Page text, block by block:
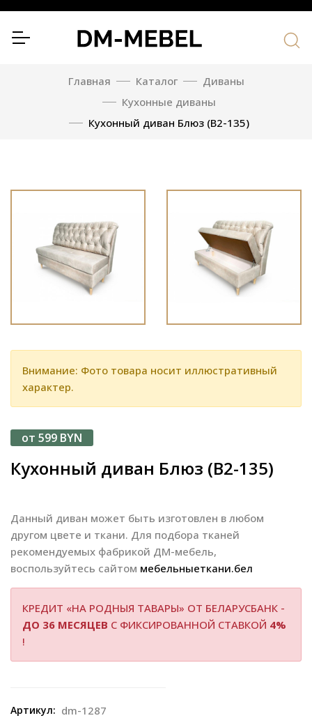
Главная Каталог
Диваны
Кухонные диваны
Кухонный диван Блюз (В2-135)
Внимание: Фото товара носит иллюстративный
характер.
от 599 BYN
Кухонный диван Блюз (В2-135)
Данный диван может быть изготовлен в любом
другом цвете и ткани. Для подбора тканей
рекомендуемых фабрикой ДМ-мебель,
воспользуйтесь сайтом мебельныеткани.бел
КРЕДИТ «НА РОДНЫЯ ТАВАРЫ» ОТ БЕЛАРУСБАНК -
ДО 36 МЕСЯЦЕВ С ФИКСИРОВАННОЙ СТАВКОЙ 4%
!
Артикул: dm-1287